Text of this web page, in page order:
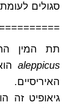
סגולים
תת המין
aleppicus
האיריסיים.
גיאופיט